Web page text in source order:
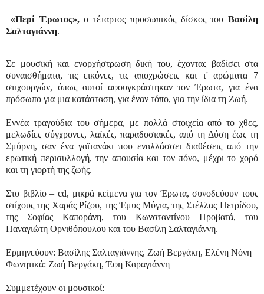
«Περί Έρωτος», ο τέταρτος προσωπικός δίσκος του Βασίλη
Σαλταγιάννη.
Σε μουσική και ενορχήστρωση δική του, έχοντας βαδίσει στα
συναισθήματα, τις εικόνες, τις αποχρώσεις και τ' αρώματα 7
στιχουργών, όπως αυτοί αφουγκράστηκαν τον Έρωτα, για ένα
πρόσωπο για μια κατάσταση, για έναν τόπο, για την ίδια τη Ζωή.
Εννέα τραγούδια του σήμερα, με πολλά στοιχεία από το χθες,
μελωδίες σύγχρονες, λαϊκές, παραδοσιακές, από τη Δύση έως τη
Σμύρνη, σαν ένα γαϊτανάκι που εναλλάσσει διαθέσεις από την
ερωτική περισυλλογή, την απουσία και τον πόνο, μέχρι το χορό
και τη γιορτή της ζωής.
Στο βιβλίο –cd, μικρά κείμενα για τον Έρωτα, συνοδεύουν τους
στίχους της Χαράς Ρίζου, της Έμυς Μύγια, της Στέλλας Πετρίδου,
της Σοφίας Καποράνη, του Κωνσταντίνου Προβατά, του
Παναγιώτη Ορνιθόπουλου και του Βασίλη Σαλταγιάννη.
Ερμηνεύουν: Βασίλης Σαλταγιάννης, Ζωή Βεργάκη, Ελένη Νόνη
Φωνητικά: Ζωή Βεργάκη, Έφη Καραγιάννη
Συμμετέχουν οι μουσικοί: